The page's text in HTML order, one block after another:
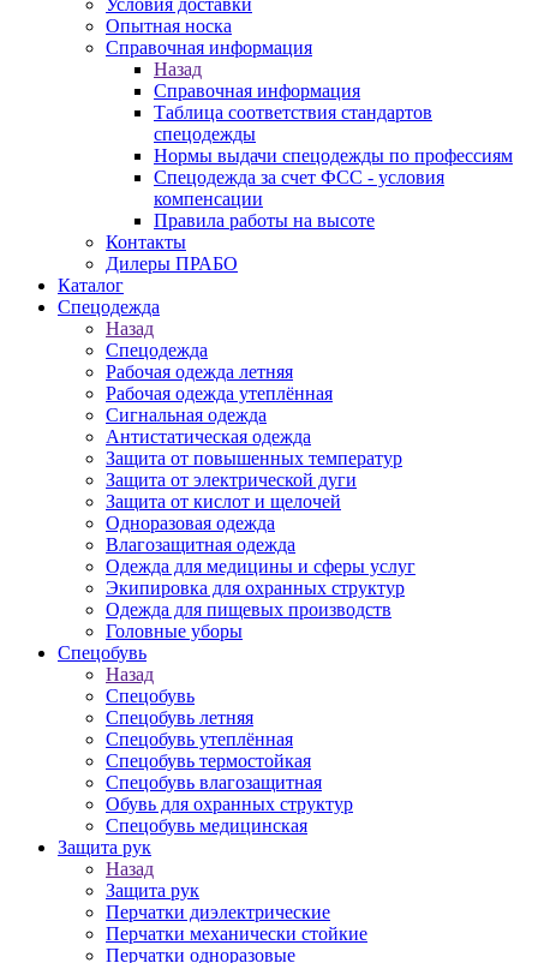
Условия доставки
Опытная носка
Справочная информация
Назад
Справочная информация
Таблица соответствия стандартов
спецодежды
Нормы выдачи спецодежды по профессиям
Спецодежда за счет ФСС - условия
компенсации
Правила работы на высоте
Контакты
Дилеры ПРАБО
Каталог
Спецодежда
Назад
Спецодежда
Рабочая одежда летняя
Рабочая одежда утеплённая
Сигнальная одежда
Антистатическая одежда
Защита от повышенных температур
Защита от электрической дуги
Защита от кислот и щелочей
Одноразовая одежда
Влагозащитная одежда
Одежда для медицины и сферы услуг
Экипировка для охранных структур
Одежда для пищевых производств
Головные уборы
Спецобувь
Назад
Спецобувь
Спецобувь летняя
Спецобувь утеплённая
Спецобувь термостойкая
Спецобувь влагозащитная
Обувь для охранных структур
Спецобувь медицинская
Защита рук
Назад
Защита рук
Перчатки диэлектрические
Перчатки механически стойкие
Перчатки одноразовые